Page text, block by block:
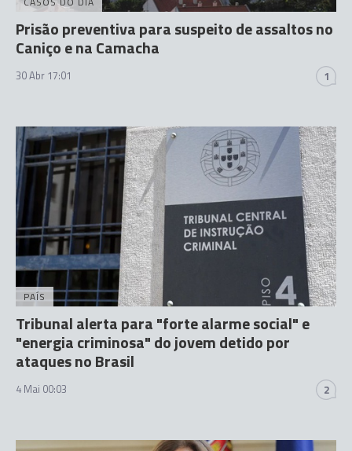
Prisão preventiva para suspeito de assaltos no
Caniço e na Camacha
30 Abr 17:01 1
PAÍS
Tribunal alerta para "forte alarme social" e
"energia criminosa" do jovem detido por
ataques no Brasil
4 Mai 00:03 2